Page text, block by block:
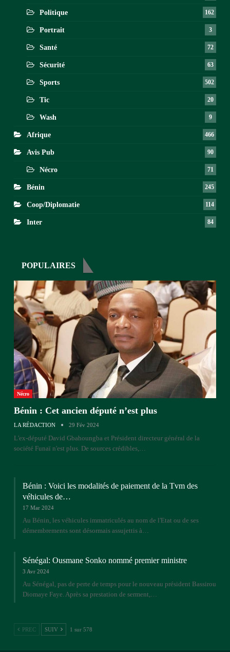
Politique 162
Portrait 3
Santé 72
Sécurité 63
Sports 502
Tic 20
Wash 9
Afrique 466
Avis Pub 90
Nécro 71
Bénin 245
Coop/Diplomatie 114
Inter 84
POPULAIRES
Nécro
Bénin : Cet ancien député n’est plus
LA RÉDACTION 29 Fév 2024
L'ex-député David Gbahoungba et Président directeur général de la
société Funaï n'est plus. De sources crédibles,…
Bénin : Voici les modalités de paiement de la Tvm des
véhicules de…
17 Mar 2024
Au Bénin, les véhicules immatriculés au nom de l'Etat ou de ses
démembrements sont désormais assujettis à…
Sénégal: Ousmane Sonko nommé premier ministre
3 Avr 2024
Au Sénégal, pas de perte de temps pour le nouveau président Bassirou
Diomaye Faye. Après sa prestation de serment,…
PREC SUIV 1 sur 578